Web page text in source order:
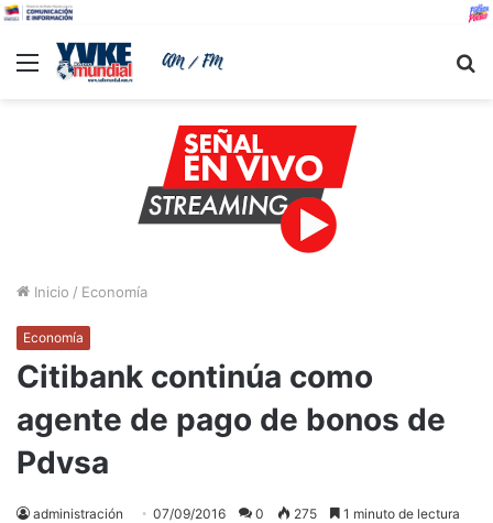
Menu
Inicio / Economía
Economía
Citibank continúa como
agente de pago de bonos de
Pdvsa
administración 07/09/2016 0 275 1 minuto de lectura